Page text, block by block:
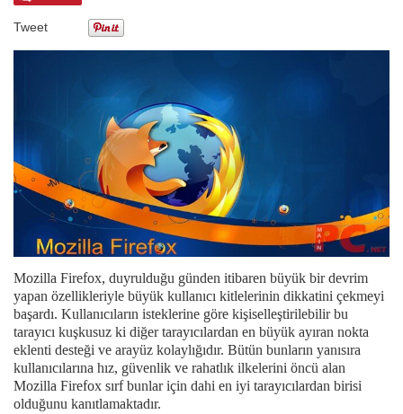
Tweet
Mozilla Firefox, duyrulduğu günden itibaren büyük bir devrim
yapan özellikleriyle büyük kullanıcı kitlelerinin dikkatini çekmeyi
başardı. Kullanıcıların isteklerine göre kişiselleştirilebilir bu
tarayıcı kuşkusuz ki diğer tarayıcılardan en büyük ayıran nokta
eklenti desteği ve arayüz kolaylığıdır. Bütün bunların yanısıra
kullanıcılarına hız, güvenlik ve rahatlık ilkelerini öncü alan
Mozilla Firefox sırf bunlar için dahi en iyi tarayıcılardan birisi
olduğunu kanıtlamaktadır.